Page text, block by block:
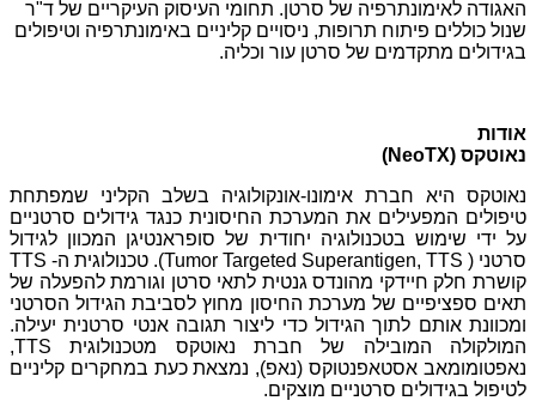
האגודה לאימונתרפיה של סרטן. תחומי העיסוק העיקריים של ד"ר
שנול כוללים פיתוח תרופות, ניסויים קליניים באימונתרפיה וטיפולים
בגידולים מתקדמים של סרטן עור וכליה.
אודות
נאוטקס (NeoTX
)
נאוטקס היא חברת אימונו-אונקולוגיה בשלב הקליני שמפתחת
טיפולים המפעילים את המערכת החיסונית כנגד גידולים סרטניים
על ידי שימוש בטכנולוגיה יחודית של סופראנטיגן המכוון לגידול
סרטני ( Tumor Targeted Superantigen, TTS). טכנולוגית ה- TTS
קושרת חלק חיידקי מהונדס גנטית לתאי סרטן וגורמת להפעלה של
תאים ספציפיים של מערכת החיסון מחוץ לסביבת הגידול הסרטני
ומכוונת אותם לתוך הגידול כדי ליצור תגובה אנטי סרטנית יעילה.
המולקולה המובילה של חברת נאוטקס מטכנולוגית TTS
,
נאפטומומאב אסטאפנטוקס (נאפ), נמצאת כעת במחקרים קליניים
לטיפול בגידולים סרטניים מוצקים.